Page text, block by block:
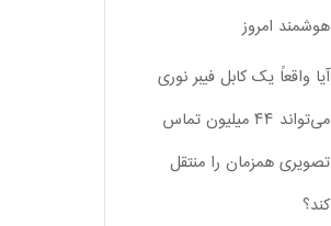
هوشمند امروز
آیا واقعاً یک کابل فیبر نوری
می‌تواند ۴۴ میلیون تماس
تصویری همزمان را منتقل
کند؟